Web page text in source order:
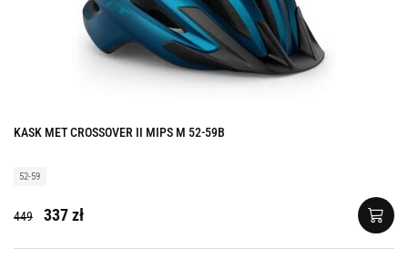
KASK MET CROSSOVER II MIPS M 52-59B
52-59
449 337 zł